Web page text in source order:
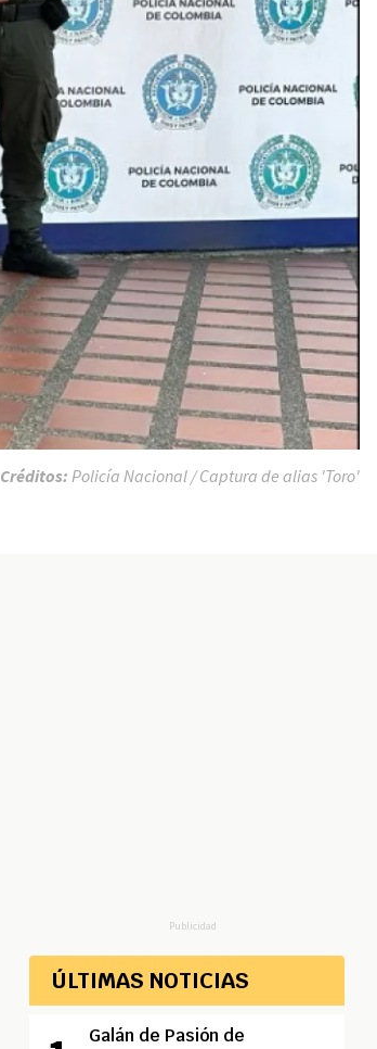
Créditos: Policía Nacional / Captura de alias 'Toro'
Publicidad
ÚLTIMAS NOTICIAS
Galán de Pasión de